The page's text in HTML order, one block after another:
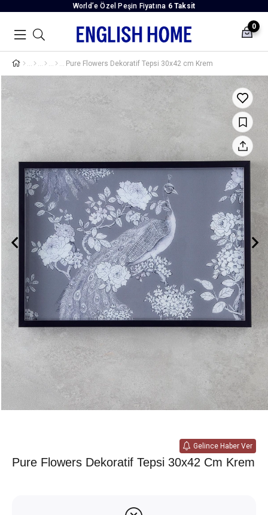
World’e Özel Peşin Fiyatına 6 Taksit
0
Pure Flowers Dekoratif Tepsi 30x42 cm Krem
Gelince Haber Ver
Pure Flowers Dekoratif Tepsi 30x42 Cm Krem